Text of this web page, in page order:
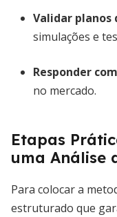
Validar planos
simulações e
Responder
no mercado.
Etapas
uma Análise
Para colocar a
estruturado que